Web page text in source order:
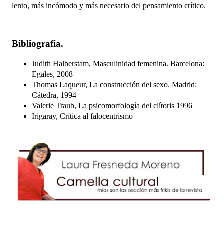
lento, más incómodo y más necesario del pensamiento crítico.
Bibliografía.
Judith Halberstam, Masculinidad femenina. Barcelona:
Egales, 2008
Thomas Laqueur, La construcción del sexo. Madrid:
Cátedra, 1994
Valerie Traub, La psicomorfología del clítoris 1996
Irigaray, Crítica al falocentrismo